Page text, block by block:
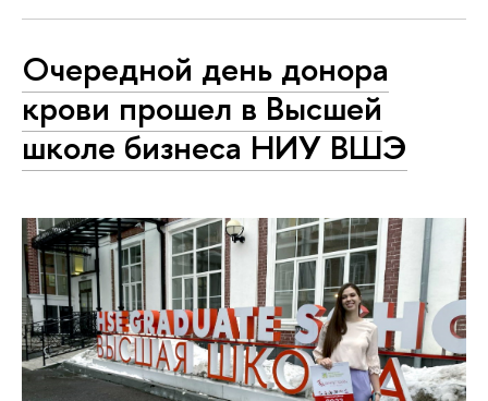
Очередной день донора
крови прошел в Высшей
школе бизнеса НИУ ВШЭ